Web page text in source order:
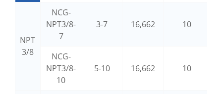
NPT
3/8
NCG-
NPT3/8-
7
3-7 16,662 10
NCG-
NPT3/8-
10
5-10 16,662 10